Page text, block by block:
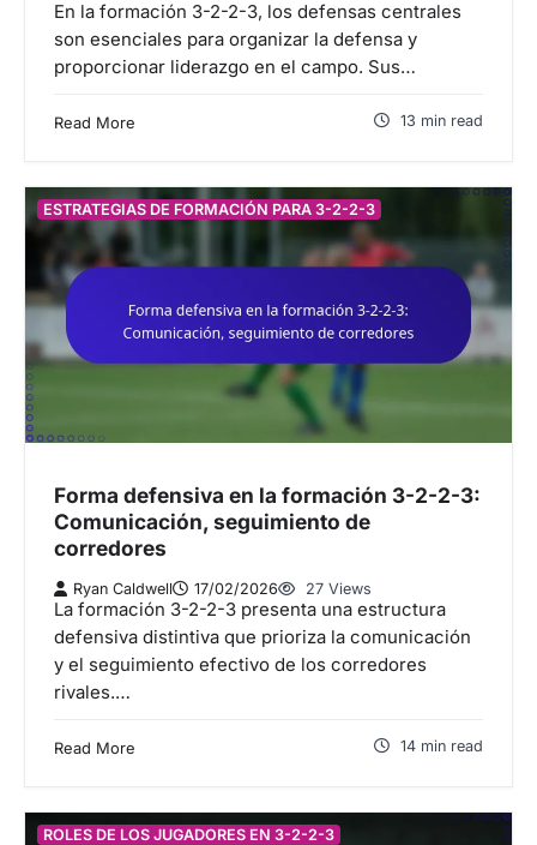
En la formación 3-2-2-3, los defensas centrales
son esenciales para organizar la defensa y
proporcionar liderazgo en el campo. Sus…
Read More 13 min read
ESTRATEGIAS DE FORMACIÓN PARA 3-2-2-3
Forma defensiva en la formación 3-2-2-3:
Comunicación, seguimiento de
corredores
Ryan Caldwell 17/02/2026 27 Views
La formación 3-2-2-3 presenta una estructura
defensiva distintiva que prioriza la comunicación
y el seguimiento efectivo de los corredores
rivales.…
Read More 14 min read
ROLES DE LOS JUGADORES EN 3-2-2-3